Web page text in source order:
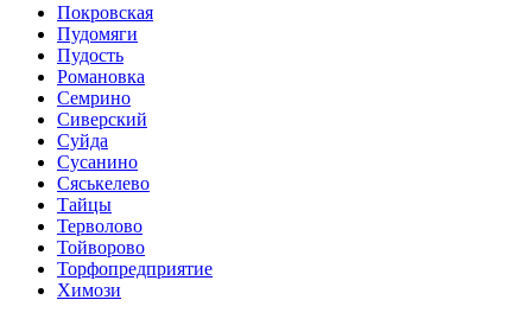
Покровская
Пудомяги
Пудость
Романовка
Семрино
Сиверский
Суйда
Сусанино
Сяськелево
Тайцы
Терволово
Тойворово
Торфопредприятие
Химози